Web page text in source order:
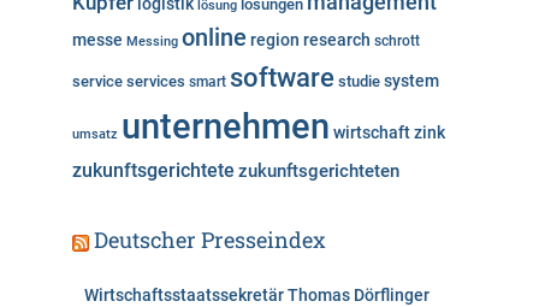
logistik lösung lösungen
messe Messing online region research schrott
service services smart software studie system
umsatz unternehmen wirtschaftzink
zukunftsgerichtete zukunftsgerichteten
Deutscher Presseindex
Wirtschaftsstaatssekretär Thomas Dörflinger